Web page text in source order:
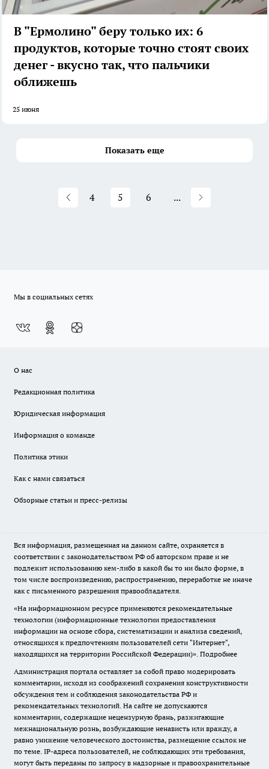
В "Ермолино" беру только их: 6
продуктов, которые точно стоят своих
денег - вкусно так, что пальчики
оближешь
25 июня
Показать еще
4 5 6 ...
Мы в социальных сетях
О нас
Редакционная политика
Юридическая информация
Информация о команде
Политика этики
Как с нами связаться
Обзорные статьи и пресс-релизы
Вся информация, размещенная на данном сайте, охраняется в
соответствии с законодательством РФ об авторском праве и не
подлежит использованию кем-либо в какой бы то ни было форме, в
том числе воспроизведению, распространению, переработке не иначе
как с письменного разрешения правообладателя.
«На информационном ресурсе применяются рекомендательные
технологии (информационные технологии предоставления
информации на основе сбора, систематизации и анализа сведений,
относящихся к предпочтениям пользователей сети "Интернет",
находящихся на территории Российской Федерации)». Подробнее
Администрация портала оставляет за собой право модерировать
комментарии, исходя из соображений сохранения конструктивности
обсуждения тем и соблюдения законодательства РФ и
рекомендательных технологий. На сайте не допускаются
комментарии, содержащие нецензурную брань, разжигающие
межнациональную рознь, возбуждающие ненависть или вражду, а
равно унижение человеческого достоинства, размещение ссылок не
по теме. IP-адреса пользователей, не соблюдающих эти требования,
могут быть переданы по запросу в надзорные и правоохранительные